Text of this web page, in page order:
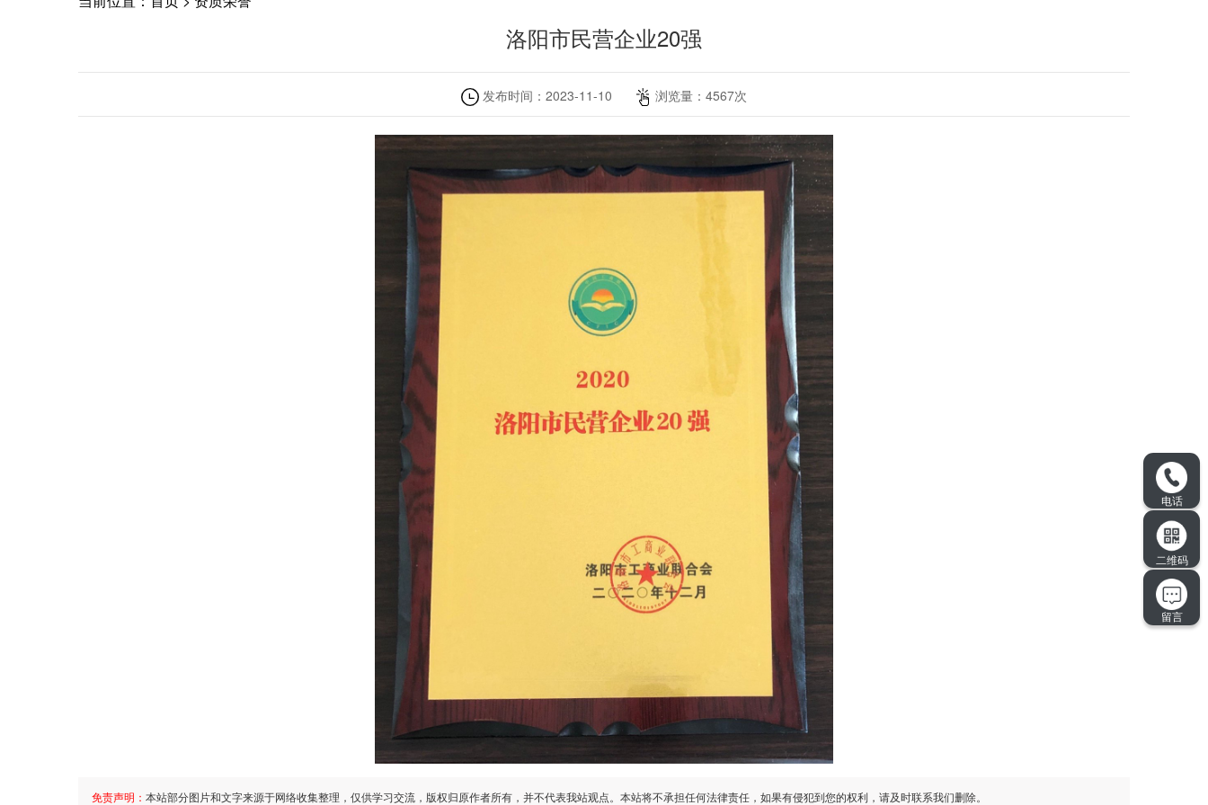
洛阳市民营企业20强
发布时间： 2023-11-10 浏览量： 4567次
免责声明： 本站部分图片和文字来源于网络收集整理，仅供学习交流，版权归原作者所有，并不代表我站观点。本站将不承担任何法律责任，如果有侵犯到您的权利，请及时联系我们删除。